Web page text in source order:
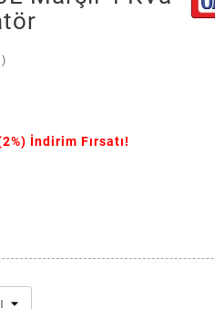
İndirim Fırsatı!